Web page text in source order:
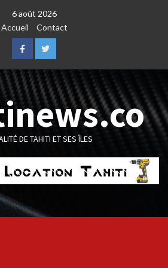
6 août 2026
Accueil
Contact
FacebookTwitter
DE TAHITI ET SES ÎLES